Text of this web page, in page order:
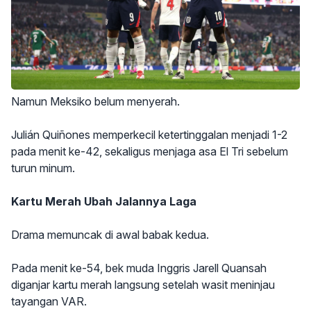
Namun Meksiko belum menyerah.
Julián Quiñones memperkecil ketertinggalan menjadi 1-2
pada menit ke-42, sekaligus menjaga asa El Tri sebelum
turun minum.
Kartu Merah Ubah Jalannya Laga
Drama memuncak di awal babak kedua.
Pada menit ke-54, bek muda Inggris Jarell Quansah
diganjar kartu merah langsung setelah wasit meninjau
tayangan VAR.